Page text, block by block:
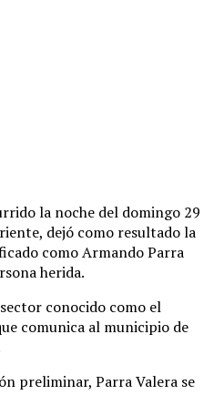
la noche del domingo 29
dejó como resultado la
como Armando Parra
herida.
conocido como el
comunica al municipio de
preliminar, Parra Valera se